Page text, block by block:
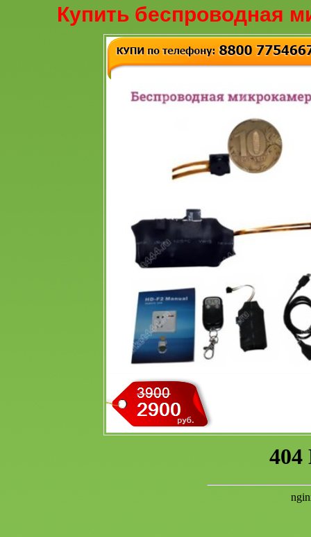
Купить беспроводная